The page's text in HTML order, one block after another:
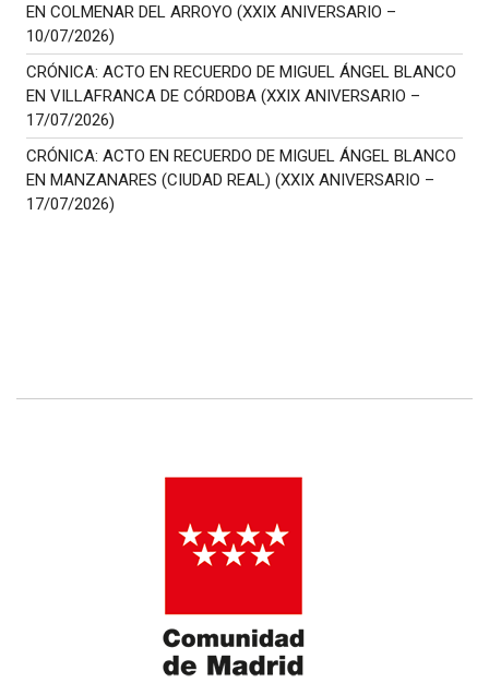
EN COLMENAR DEL ARROYO (XXIX ANIVERSARIO –
10/07/2026)
CRÓNICA: ACTO EN RECUERDO DE MIGUEL ÁNGEL BLANCO
EN VILLAFRANCA DE CÓRDOBA (XXIX ANIVERSARIO –
17/07/2026)
CRÓNICA: ACTO EN RECUERDO DE MIGUEL ÁNGEL BLANCO
EN MANZANARES (CIUDAD REAL) (XXIX ANIVERSARIO –
17/07/2026)